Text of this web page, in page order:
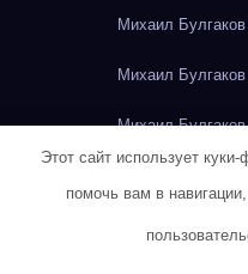
Михаил
Михаил
Михаил
Михаил
Этот сайт использует
помочь вам в